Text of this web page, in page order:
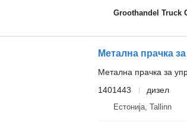
Groothandel Truck
Метална прачка за
1401443
дизел
Естонија, Tallinn